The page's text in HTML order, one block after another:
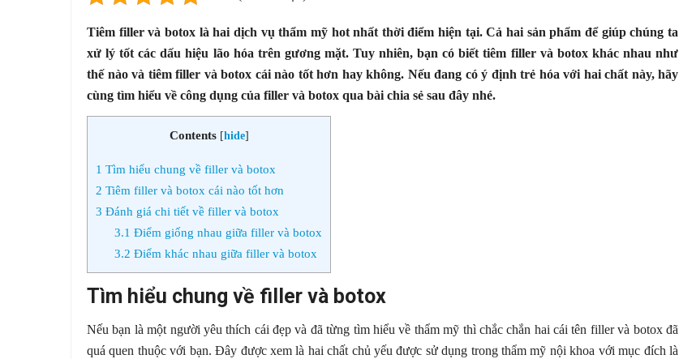
Tiêm filler và botox là hai dịch vụ thẩm mỹ hot nhất thời điểm hiện tại. Cả hai sản phẩm để giúp chúng ta
xử lý tốt các dấu hiệu lão hóa trên gương mặt. Tuy nhiên, bạn có biết tiêm filler và botox khác nhau như
thế nào và tiêm filler và botox cái nào tốt hơn hay không. Nếu đang có ý định trẻ hóa với hai chất này, hãy
cùng tìm hiểu về công dụng của filler và botox qua bài chia sẻ sau đây nhé.
Contents [hide]
1 Tìm hiểu chung về filler và botox
2 Tiêm filler và botox cái nào tốt hơn
3 Đánh giá chi tiết về filler và botox
3.1 Điểm giống nhau giữa filler và botox
3.2 Điểm khác nhau giữa filler và botox
Tìm hiểu chung về filler và botox
Nếu bạn là một người yêu thích cái đẹp và đã từng tìm hiểu về thẩm mỹ thì chắc chắn hai cái tên filler và botox đã
quá quen thuộc với bạn. Đây được xem là hai chất chủ yếu được sử dụng trong thẩm mỹ nội khoa với mục đích là